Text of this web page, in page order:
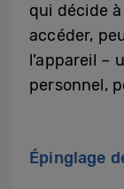
qui décide
accéder,
l’appareil –
personnel,
Épinglage